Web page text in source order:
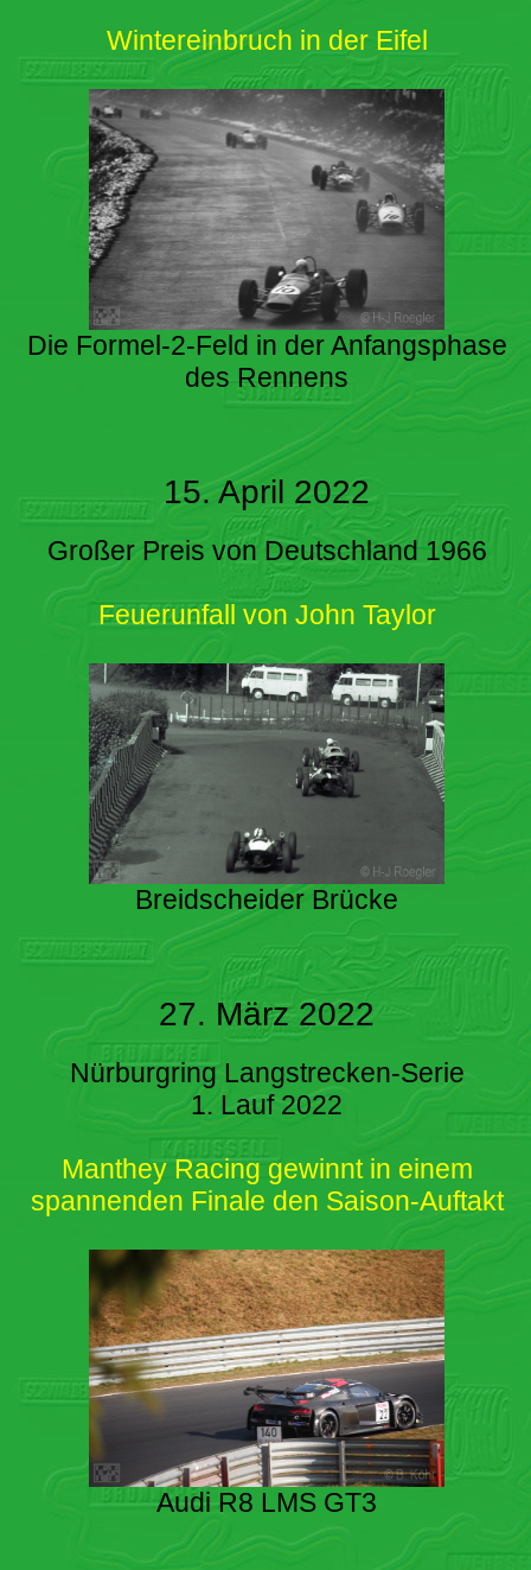
Wintereinbruch in der Eifel
Die Formel-2-Feld in der Anfangsphase
des Rennens
15. April 2022
Großer Preis von Deutschland 1966
Feuerunfall von John Taylor
Breidscheider Brücke
27. März 2022
Nürburgring Langstrecken-Serie
1. Lauf 2022
Manthey Racing gewinnt in einem
spannenden Finale den Saison-Auftakt
Audi R8 LMS GT3